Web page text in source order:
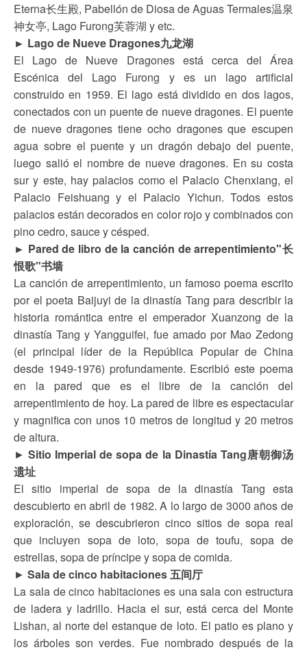
Eterna长生殿, Pabellón de Diosa de Aguas Termales温泉
神女亭, Lago Furong芙蓉湖 y etc.
► Lago de Nueve Dragones九龙湖
El Lago de Nueve Dragones está cerca del Área
Escénica del Lago Furong y es un lago artificial
construido en 1959. El lago está dividido en dos lagos,
conectados con un puente de nueve dragones. El puente
de nueve dragones tiene ocho dragones que escupen
agua sobre el puente y un dragón debajo del puente,
luego salió el nombre de nueve dragones. En su costa
sur y este, hay palacios como el Palacio Chenxiang, el
Palacio Feishuang y el Palacio Yichun. Todos estos
palacios están decorados en color rojo y combinados con
pino cedro, sauce y césped.
► Pared de libro de la canción de arrepentimiento"长
恨歌"书墙
La canción de arrepentimiento, un famoso poema escrito
por el poeta Baijuyi de la dinastía Tang para describir la
historia romántica entre el emperador Xuanzong de la
dinastía Tang y Yangguifei, fue amado por Mao Zedong
(el principal líder de la República Popular de China
desde 1949-1976) profundamente. Escribió este poema
en la pared que es el libre de la canción del
arrepentimiento de hoy. La pared de libre es espectacular
y magnifica con unos 10 metros de longitud y 20 metros
de altura.
►Sitio Imperial de sopa de la Dinastía Tang唐朝御汤
遗址
El sitio imperial de sopa de la dinastía Tang esta
descubierto en abril de 1982. A lo largo de 3000 años de
exploración, se descubrieron cinco sitios de sopa real
que incluyen sopa de loto, sopa de toufu, sopa de
estrellas, sopa de príncipe y sopa de comida.
► Sala de cinco habitaciones 五间厅
La sala de cinco habitaciones es una sala con estructura
de ladera y ladrillo. Hacia el sur, está cerca del Monte
Lishan, al norte del estanque de loto. El patio es plano y
los árboles son verdes. Fue nombrado después de la